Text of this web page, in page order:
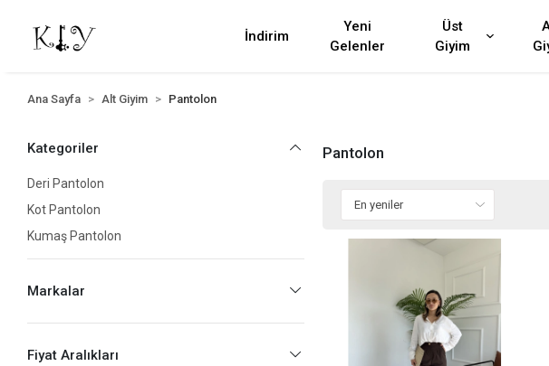
İndirim
Yeni
Gelenler
Üst
Giyim
Ana Sayfa Alt Giyim Pantolon
Kategoriler
Deri Pantolon
Kot Pantolon
Kumaş Pantolon
Markalar
Fiyat Aralıkları
Pantolon